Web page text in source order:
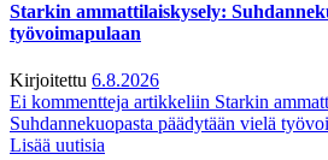
Starkin ammattilaiskysely:
työvoimapulaan
Kirjoitettu 6.8.2026
Ei kommentteja artikkeliin Starkin
Suhdannekuopasta päädytään vielä
Lisää uutisia